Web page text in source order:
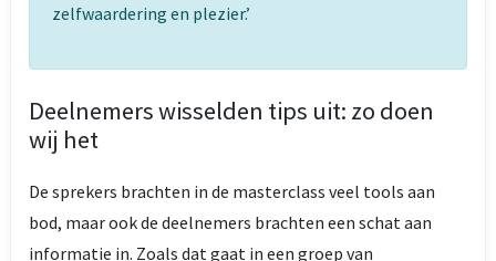
zelfwaardering en plezier.’
Deelnemers wisselden tips uit: zo doen
wij het
De sprekers brachten in de masterclass veel tools aan
bod, maar ook de deelnemers brachten een schat aan
informatie in. Zoals dat gaat in een groep van